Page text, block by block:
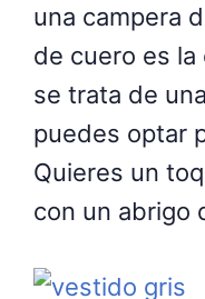
una campera
de cuero es
se trata de
puedes optar
Quieres un
con un abrigo